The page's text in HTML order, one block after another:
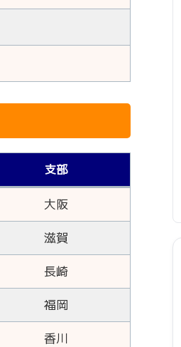
支部
大阪
滋賀
長崎
福岡
香川